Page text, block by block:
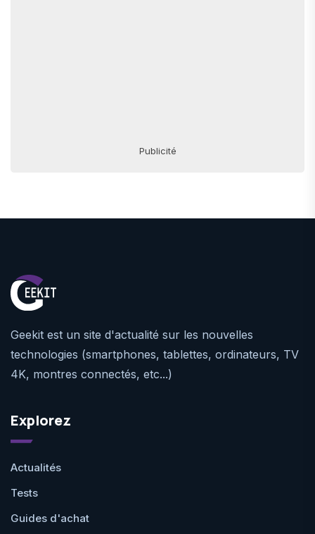
Publicité
Geekit est un site d'actualité sur les nouvelles
technologies (smartphones, tablettes, ordinateurs, TV
4K, montres connectés, etc...)
Explorez
Actualités
Tests
Guides d'achat